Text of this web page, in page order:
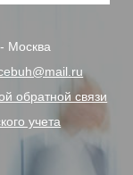
- Москва
обратной связи
учета